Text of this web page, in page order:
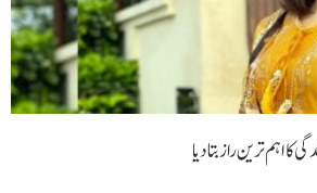
ترین راز بتا دیا